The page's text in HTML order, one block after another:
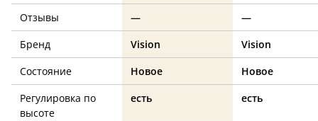
Отзывы
—
—
Бренд
Vision
Vision
Состояние
Новое
Новое
Регулировка по
высоте
есть есть